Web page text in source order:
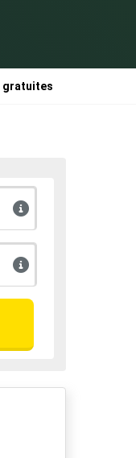
gratuites